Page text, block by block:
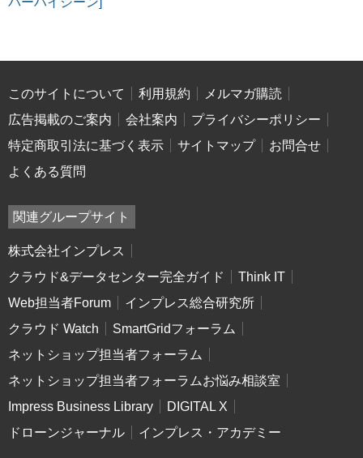
このサイトについて 利用規約
メルマガ購読
広告掲載のご案内
会社案内
プライバシーポリシー
特定商取引法に基づく表示
サイトマップ
お問合せ
よくある質問
関連グループサイト
株式会社インプレス
クラウド&データセンター完全ガイド
Think IT
Web担当者Forum
インプレス総合研究所
クラウド Watch
SmartGridフォーラム
ネットショップ担当者フォーラム
ネットショップ担当者フォーラムお悩み相談室
Impress Business Library
DIGITAL X
ドローンジャーナル
インプレス・アカデミー